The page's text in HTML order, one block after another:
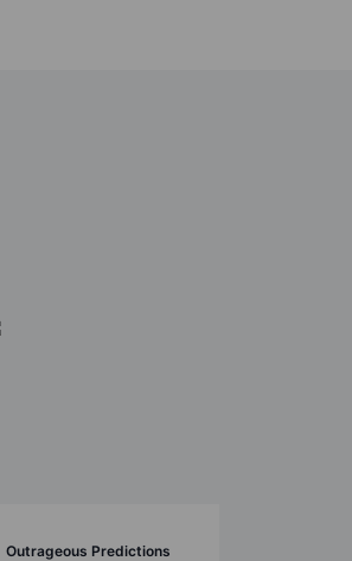
Outrageous Predictions